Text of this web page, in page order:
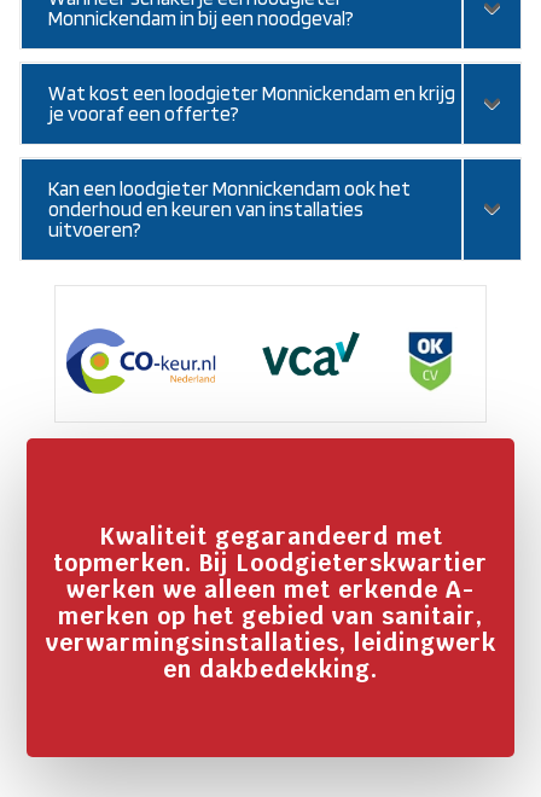
Monnickendam in bij een noodgeval?
Wat kost een loodgieter Monnickendam en krijg
je vooraf een offerte?
Kan een loodgieter Monnickendam ook het
onderhoud en keuren van installaties
uitvoeren?
Kwaliteit gegarandeerd met
topmerken. Bij Loodgieterskwartier
werken we alleen met erkende A-
merken op het gebied van sanitair,
verwarmingsinstallaties, leidingwerk
en dakbedekking.